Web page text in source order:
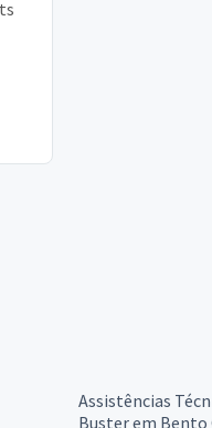
Assistências
Buster em Bento